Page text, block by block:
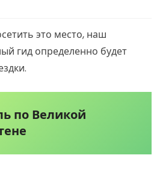
это место, наш
гид определенно будет
по Великой